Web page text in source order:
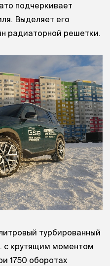
подчеркивает
Выделяет его
радиаторной решетки.
турбированный
с крутящим моментом
1750 оборотах